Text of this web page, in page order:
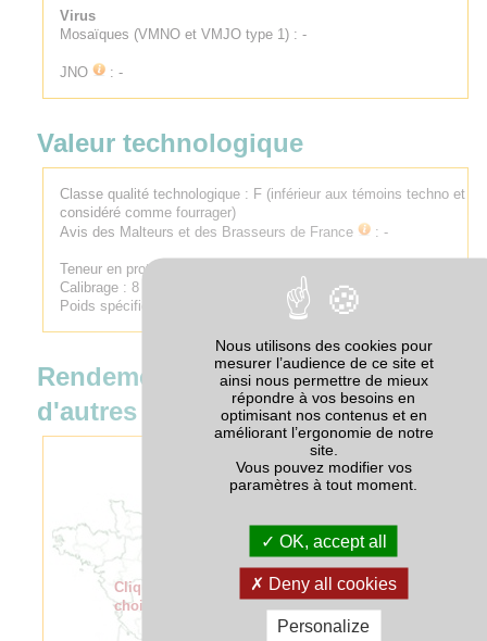
Virus
Mosaïques (VMNO et VMJO type 1) : -
JNO : -
Valeur technologique
Classe qualité technologique : F (inférieur aux témoins techno et
considéré comme fourrager)
Avis des Malteurs et des Brasseurs de France
: -
Teneur en protéines : 4 (moyenne à assez faible)
Calibrage : 8
Poids spécifique : 4 (Assez faible)
Rendement par rapport à
d'autres variétés
Cliquer sur la carte pour
choisir un département
Nous utilisons des cookies pour
mesurer l’audience de ce site et
ainsi nous permettre de mieux
répondre à vos besoins en
optimisant nos contenus et en
améliorant l’ergonomie de notre
site.
Vous pouvez modifier vos
paramètres à tout moment.
OK, accept all
Deny all cookies
Personalize